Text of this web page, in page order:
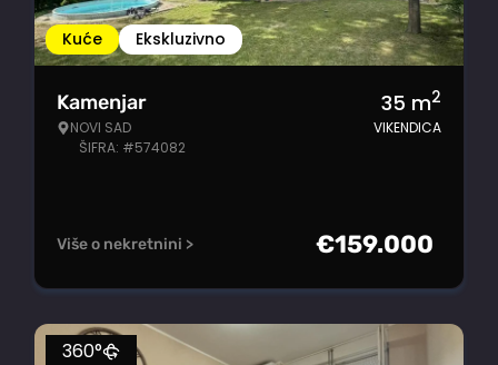
Kuće Ekskluzivno
Kamenjar
NOVI SAD
ŠIFRA: #574082
35 m2
VIKENDICA
Više o nekretnini > €159.000
360°